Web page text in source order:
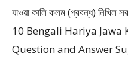
যাওয়া কালি কলম (প্রবন্ধ)
10 Bengali Hariya Jawa
Question and Answer